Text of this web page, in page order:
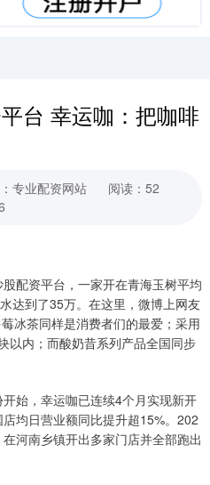
台 幸运咖：把咖啡
专业配资网站
阅读：52
配资平台，一家开在青海玉树平均
达到了35万。在这里，微博上网友
冰茶同样是消费者们的最爱；采用
以内；而酸奶昔系列产品全国同步
始，幸运咖已连续4个月实现新开
均日营业额同比提升超15%。202
河南乡镇开出多家门店并全部跑出